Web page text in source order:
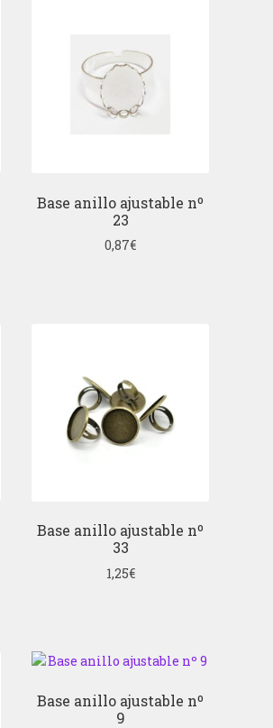
Base anillo ajustable nº
23
0,87€
Base anillo ajustable nº
33
1,25€
Base anillo ajustable nº
9